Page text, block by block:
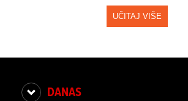
UČITAJ VIŠE
DANAS